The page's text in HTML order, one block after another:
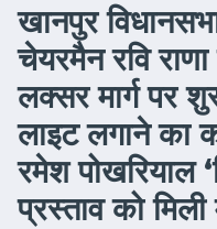
खानपुर
चेयरमैन रवि
लक्सर मार्ग पर
लाइट लगाने का
रमेश पोखरियाल
प्रस्ताव को